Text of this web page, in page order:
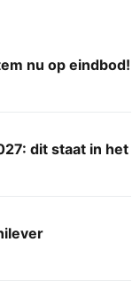
nu op eindbod!
dit staat in het